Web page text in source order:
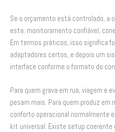
Se o orçamento está controlado, a
esta: monitoramento confiável,
Em termos práticos, isso significa
adaptadores certos, e depois um
interface conforme o formato do
Para quem grava em rua, viagem e
pesam mais. Para quem produz
conforto operacional normalmente
kit universal. Existe setup coerente